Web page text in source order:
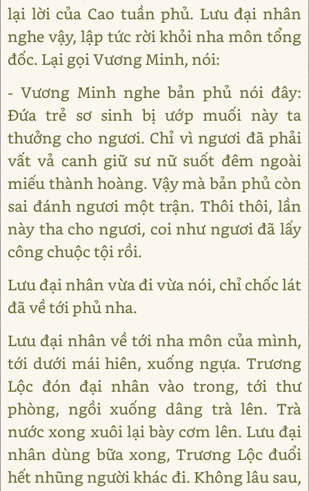
lại lời của Cao tuần phủ. Lưu đại nhân
nghe vậy, lập tức rời khỏi nha môn tổng
đốc. Lại gọi Vương Minh, nói:
- Vương Minh nghe bản phủ nói đây:
Đứa trẻ sơ sinh bị ướp muối này ta
thưởng cho ngươi. Chỉ vì ngươi đã phải
vất vả canh giữ sư nữ suốt đêm ngoài
miếu thành hoàng. Vậy mà bản phủ còn
sai đánh ngươi một trận. Thôi thôi, lần
này tha cho ngươi, coi như ngươi đã lấy
công chuộc tội rồi.
Lưu đại nhân vừa đi vừa nói, chỉ chốc lát
đã về tới phủ nha.
Lưu đại nhân về tới nha môn của mình,
tới dưới mái hiên, xuống ngựa. Trương
Lộc đón đại nhân vào trong, tới thư
phòng, ngồi xuống dâng trà lên. Trà
nước xong xuôi lại bày cơm lên. Lưu đại
nhân dùng bữa xong, Trương Lộc đuổi
hết nhũng người khác đi. Không lâu sau,